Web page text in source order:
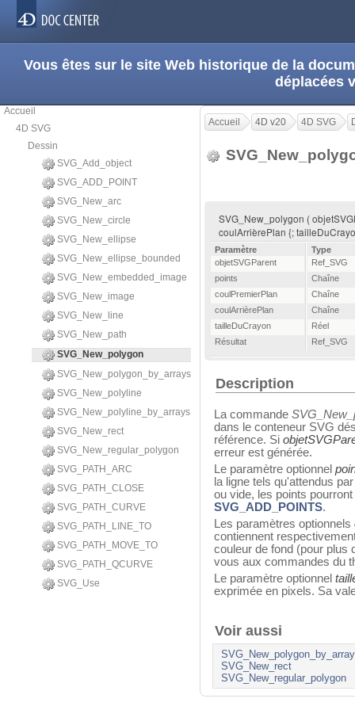
Vous êtes sur le site Web historique de la
déplacées
Accueil
4D SVG
Dessin
SVG_Add_object
SVG_ADD_POINT
SVG_New_arc
SVG_New_circle
SVG_New_ellipse
SVG_New_ellipse_bounded
SVG_New_embedded_image
SVG_New_image
SVG_New_line
SVG_New_path
SVG_New_polygon
SVG_New_polygon_by_arrays
SVG_New_polyline
SVG_New_polyline_by_arrays
SVG_New_rect
SVG_New_regular_polygon
SVG_PATH_ARC
SVG_PATH_CLOSE
SVG_PATH_CURVE
SVG_PATH_LINE_TO
SVG_PATH_MOVE_TO
SVG_PATH_QCURVE
SVG_Use
Accueil 4D v20 4D SVG
SVG_New_polygon (
coulArrièrePlan {;
Paramètre
Type
objetSVGParent
Ref_SVG
points
Chaîne
coulPremierPlan
Chaîne
coulArrièrePlan
Chaîne
tailleDuCrayon
Réel
Résultat
Ref_SVG
Description
La commande
dans le conteneur SVG
référence. Si
erreur est générée.
Le paramètre optionnel
la ligne tels qu'attendus
ou vide, les points
SVG_ADD_POINTS.
Les paramètres optionnels
contiennent
couleur de fond (pour plus
vous aux commandes du
Le paramètre optionnel
exprimée en pixels. Sa
Voir aussi
SVG_New_rect
SVG_New_regular_polygon